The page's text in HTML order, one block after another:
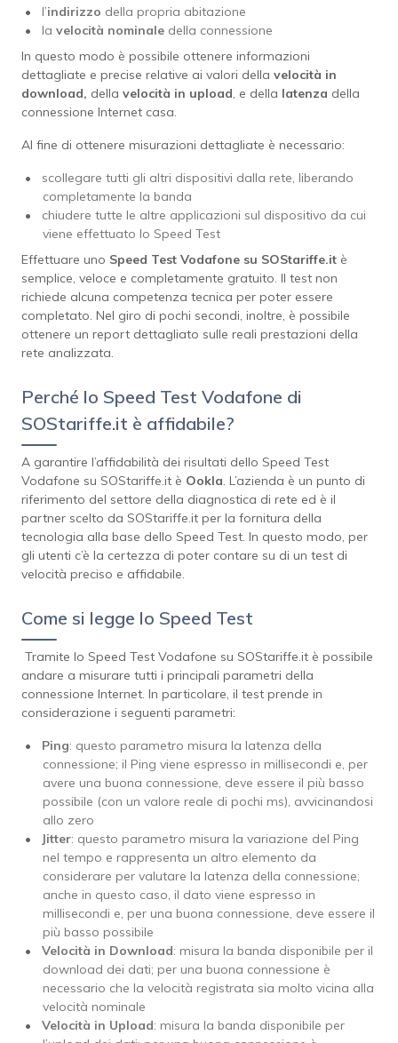
l’indirizzo della propria abitazione
la velocità nominale della connessione
In questo modo è possibile ottenere informazioni
dettagliate e precise relative ai valori della velocità in
download, della velocità in upload, e della latenza della
connessione Internet casa.
Al fine di ottenere misurazioni dettagliate è necessario:
scollegare tutti gli altri dispositivi dalla rete, liberando
completamente la banda
chiudere tutte le altre applicazioni sul dispositivo da cui
viene effettuato lo Speed Test
Effettuare uno Speed Test Vodafone su SOStariffe.it è
semplice, veloce e completamente gratuito. Il test non
richiede alcuna competenza tecnica per poter essere
completato. Nel giro di pochi secondi, inoltre, è possibile
ottenere un report dettagliato sulle reali prestazioni della
rete analizzata.
Perché lo Speed Test Vodafone di
SOStariffe.it è affidabile?
A garantire l’affidabilità dei risultati dello Speed Test
Vodafone su SOStariffe.it è Ookla. L’azienda è un punto di
riferimento del settore della diagnostica di rete ed è il
partner scelto da SOStariffe.it per la fornitura della
tecnologia alla base dello Speed Test. In questo modo, per
gli utenti c’è la certezza di poter contare su di un test di
velocità preciso e affidabile.
Come si legge lo Speed Test
Tramite lo Speed Test Vodafone su SOStariffe.it è possibile
andare a misurare tutti i principali parametri della
connessione Internet. In particolare, il test prende in
considerazione i seguenti parametri:
Ping: questo parametro misura la latenza della
connessione; il Ping viene espresso in millisecondi e, per
avere una buona connessione, deve essere il più basso
possibile (con un valore reale di pochi ms), avvicinandosi
allo zero
Jitter: questo parametro misura la variazione del Ping
nel tempo e rappresenta un altro elemento da
considerare per valutare la latenza della connessione;
anche in questo caso, il dato viene espresso in
millisecondi e, per una buona connessione, deve essere il
più basso possibile
Velocità in Download: misura la banda disponibile per il
download dei dati; per una buona connessione è
necessario che la velocità registrata sia molto vicina alla
velocità nominale
Velocità in Upload: misura la banda disponibile per